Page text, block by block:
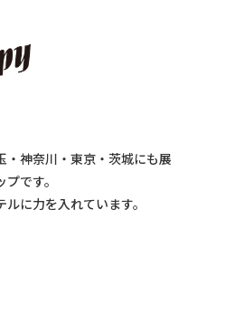
・神奈川・東京・茨城にも展
です。
に力を入れています。